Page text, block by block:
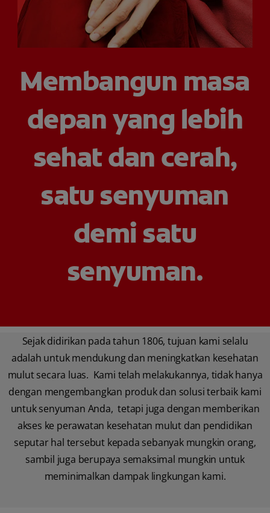
UNTUK PARA PROFESIONAL
ID (ID)
Membangun masa
depan yang lebih
sehat dan cerah,
satu senyuman
demi satu
senyuman.
Sejak didirikan pada tahun 1806, tujuan kami selalu
adalah untuk mendukung dan meningkatkan kesehatan
mulut secara luas. Kami telah melakukannya, tidak hanya
dengan mengembangkan produk dan solusi terbaik kami
untuk senyuman Anda, tetapi juga dengan memberikan
akses ke perawatan kesehatan mulut dan pendidikan
seputar hal tersebut kepada sebanyak mungkin orang,
sambil juga berupaya semaksimal mungkin untuk
meminimalkan dampak lingkungan kami.